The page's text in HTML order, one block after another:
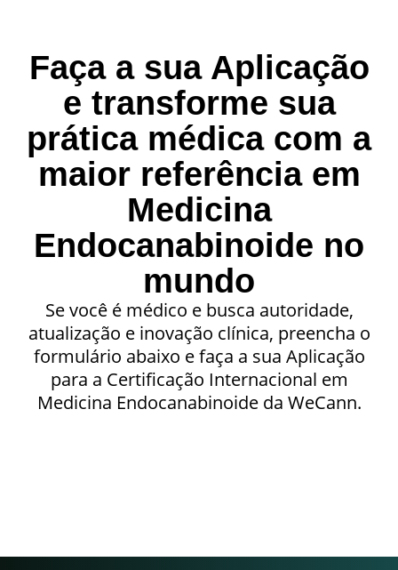
Faça a sua Aplicação
e transforme sua
prática médica com a
maior referência em
Medicina
Endocanabinoide no
mundo
Se você é médico e busca autoridade,
atualização e inovação clínica, preencha o
formulário abaixo e faça a sua Aplicação
para a Certificação Internacional em
Medicina Endocanabinoide da WeCann.